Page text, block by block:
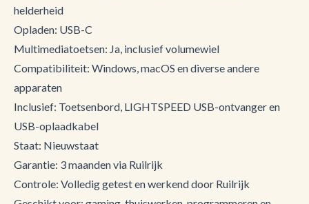
helderheid
Opladen: USB-C
Multimediatoetsen: Ja, inclusief volumewiel
Compatibiliteit: Windows, macOS en diverse andere
apparaten
Inclusief: Toetsenbord, LIGHTSPEED USB-ontvanger en
USB-oplaadkabel
Staat: Nieuwstaat
Garantie: 3 maanden via Ruilrijk
Controle: Volledig getest en werkend door Ruilrijk